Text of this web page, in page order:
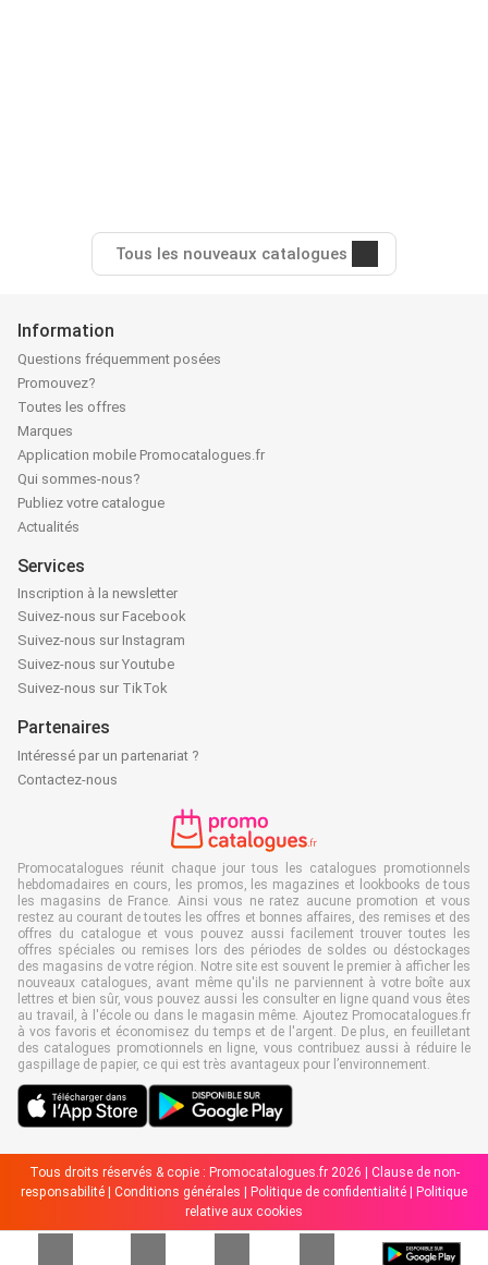
Tous les nouveaux catalogues
Information
Questions fréquemment posées
Promouvez?
Toutes les offres
Marques
Application mobile Promocatalogues.fr
Qui sommes-nous?
Publiez votre catalogue
Actualités
Services
Inscription à la newsletter
Suivez-nous sur Facebook
Suivez-nous sur Instagram
Suivez-nous sur Youtube
Suivez-nous sur TikTok
Partenaires
Intéressé par un partenariat ?
Contactez-nous
Promocatalogues réunit chaque jour tous les catalogues promotionnels
hebdomadaires en cours, les promos, les magazines et lookbooks de tous
les magasins de France. Ainsi vous ne ratez aucune promotion et vous
restez au courant de toutes les offres et bonnes affaires, des remises et des
offres du catalogue et vous pouvez aussi facilement trouver toutes les
offres spéciales ou remises lors des périodes de soldes ou déstockages
des magasins de votre région. Notre site est souvent le premier à afficher les
nouveaux catalogues, avant même qu'ils ne parviennent à votre boîte aux
lettres et bien sûr, vous pouvez aussi les consulter en ligne quand vous êtes
au travail, à l'école ou dans le magasin même. Ajoutez Promocatalogues.fr
à vos favoris et économisez du temps et de l'argent. De plus, en feuilletant
des catalogues promotionnels en ligne, vous contribuez aussi à réduire le
gaspillage de papier, ce qui est très avantageux pour l’environnement.
Tous droits réservés & copie : Promocatalogues.fr 2026 | Clause de non-
responsabilité
Conditions générales Politique de confidentialité
Politique
relative aux cookies